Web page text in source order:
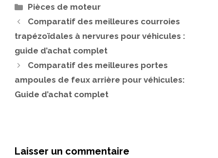
Catégories
Pièces de moteur
Comparatif des meilleures courroies
trapézoïdales à nervures pour véhicules :
guide d’achat complet
Comparatif des meilleures portes
ampoules de feux arrière pour véhicules:
Guide d’achat complet
Laisser un commentaire